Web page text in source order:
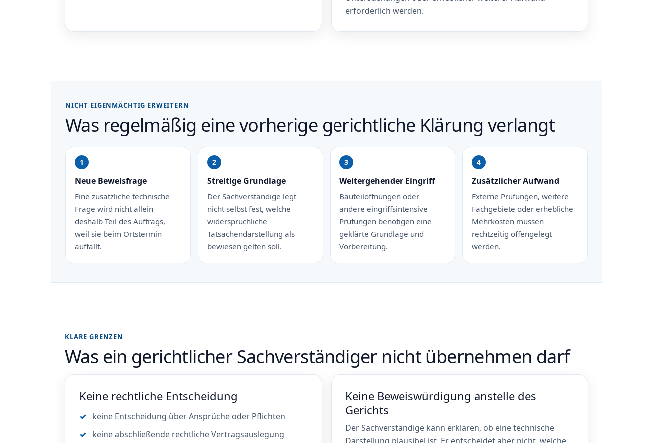
erforderlich werden.
NICHT EIGENMÄCHTIG ERWEITERN
Was regelmäßig eine vorherige gerichtliche Klärung verlangt
Neue Beweisfrage
Eine zusätzliche technische
Frage wird nicht allein
deshalb Teil des Auftrags,
weil sie beim Ortstermin
auffällt.
Streitige Grundlage
Der Sachverständige legt
nicht selbst fest, welche
widersprüchliche
Tatsachendarstellung als
bewiesen gelten soll.
Weitergehender Eingriff
Bauteilöffnungen oder
andere eingriffsintensive
Prüfungen benötigen eine
geklärte Grundlage und
Vorbereitung.
Zusätzlicher Aufwand
Externe Prüfungen, weitere
Fachgebiete oder erhebliche
Mehrkosten müssen
rechtzeitig offengelegt
werden.
KLARE GRENZEN
Was ein gerichtlicher Sachverständiger nicht übernehmen darf
Keine rechtliche Entscheidung
keine Entscheidung über Ansprüche oder Pflichten
keine abschließende rechtliche Vertragsauslegung
Keine Beweiswürdigung anstelle des
Gerichts
Der Sachverständige kann erklären, ob eine technische
Darstellung plausibel ist. Er entscheidet aber nicht, welche